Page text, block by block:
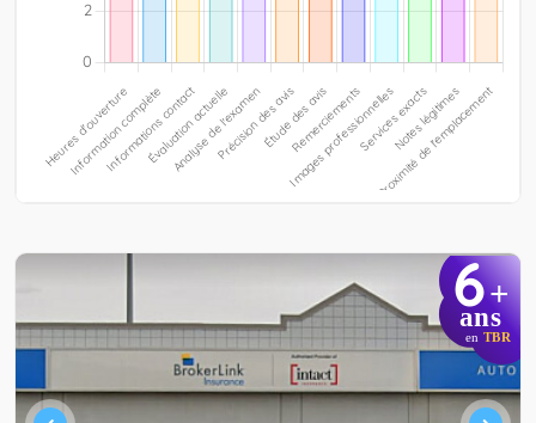
6+
ans
en TBR